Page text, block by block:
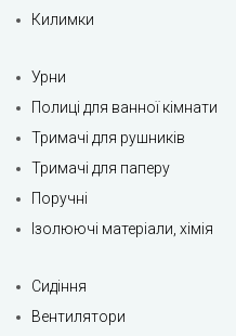
Килимки
Урни
Полиці для ванної кімнати
Тримачі для рушників
Тримачі для паперу
Поручні
Ізолюючі матеріали, хімія
Сидіння
Вентилятори